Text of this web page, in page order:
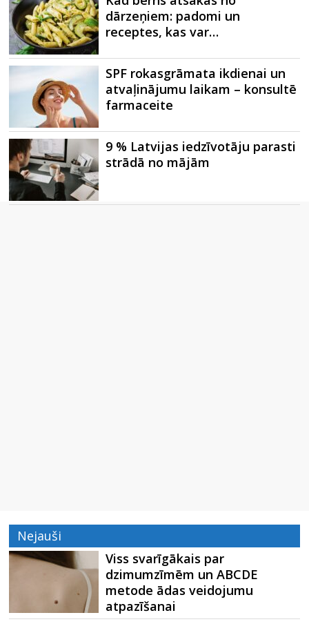
dārzeņiem: padomi un
receptes, kas var…
SPF rokasgrāmata ikdienai un
atvaļinājumu laikam – konsultē
farmaceite
9 % Latvijas iedzīvotāju parasti
strādā no mājām
Nejauši
Viss svarīgākais par
dzimumzīmēm un ABCDE
metode ādas veidojumu
atpazīšanai